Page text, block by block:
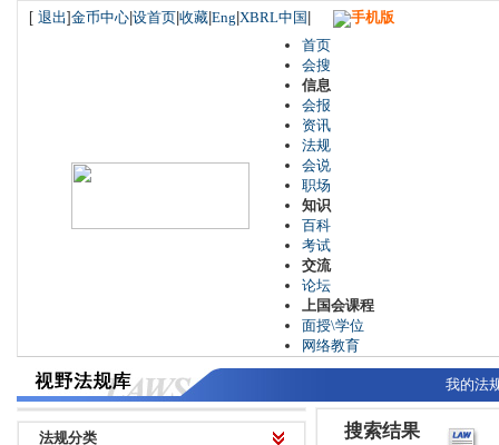
[ 退出]金币中心 设首页 收藏 Eng XBRL中国
手机版
首页
会搜
信息
会报
资讯
法规
会说
职场
知识
百科
考试
交流
论坛
上国会课程
面授\学位
网络教育
我的法
法规分类 搜索结果